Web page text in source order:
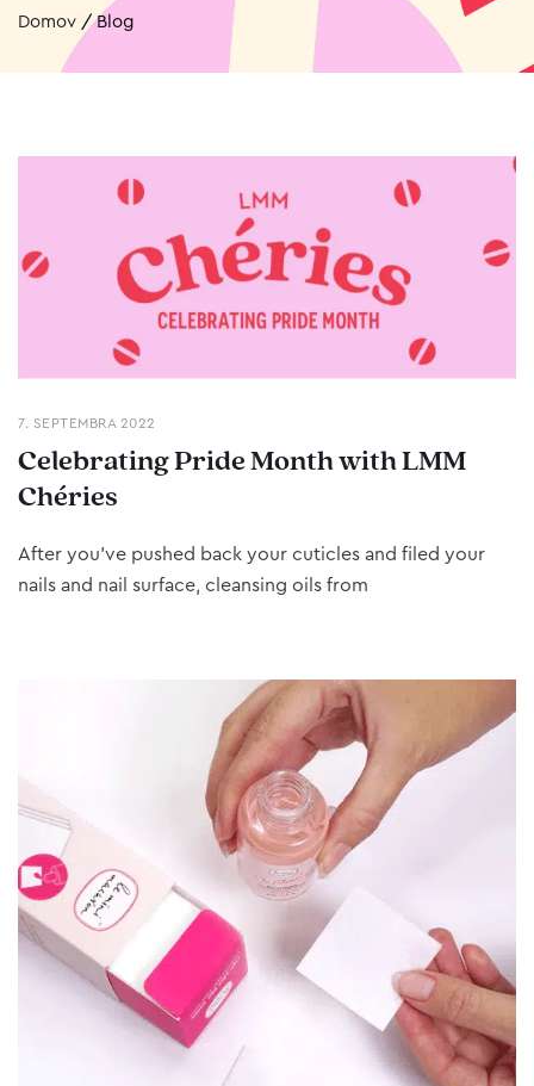
Domov /Blog
7. SEPTEMBRA 2022
Celebrating Pride Month with LMM
Chéries
After you’ve pushed back your cuticles and filed your
nails and nail surface, cleansing oils from